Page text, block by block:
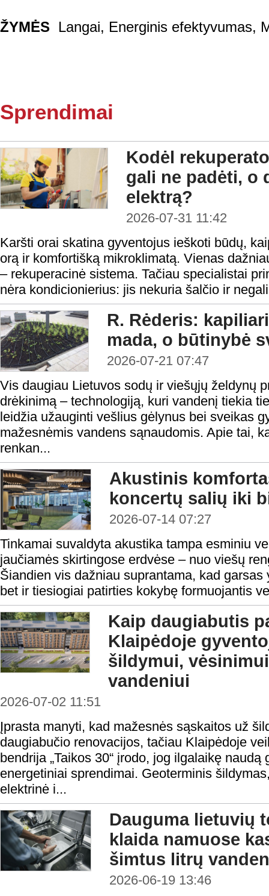
ŽYMĖS Langai, Energinis efektyvumas,
Sprendimai
Kodėl
gali ne padėti, o
elektrą?
2026-07-31 11:42
Karšti orai skatina gyventojus ieškoti būdų,
orą ir komfortišką mikroklimatą. Vienas
– rekuperacinė sistema. Tačiau specialistai
nėra kondicionierius: jis nekuria šalčio ir
R. Rėderis:
mada, o būtinybė
2026-07-21 07:47
Vis daugiau Lietuvos sodų ir viešųjų želdynų
drėkinimą – technologiją, kuri vandenį tiekia
leidžia užauginti vešlius gėlynus bei sveikas
mažesnėmis vandens sąnaudomis. Apie tai,
renkan...
Akustinis
koncertų salių iki
2026-07-14 07:27
Tinkamai suvaldyta akustika tampa esminiu
jaučiamės skirtingose erdvėse – nuo viešų
Šiandien vis dažniau suprantama, kad
bet ir tiesiogiai patirties kokybę formuojantis
Kaip daugiabutis
Klaipėdoje
šildymui,
vandeniui
2026-07-02 11:51
Įprasta manyti, kad mažesnės sąskaitos už
daugiabučio renovacijos, tačiau Klaipėdoje
bendrija „Taikos 30“ įrodo, jog ilgalaikę
energetiniai sprendimai. Geoterminis
elektrinė i...
Dauguma lietuvių
klaida namuose
šimtus litrų
2026-06-19 13:46